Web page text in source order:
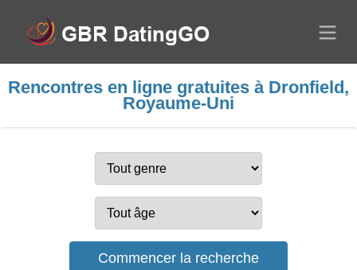
Rencontres en ligne gratuites à Dronfield,
Royaume-Uni